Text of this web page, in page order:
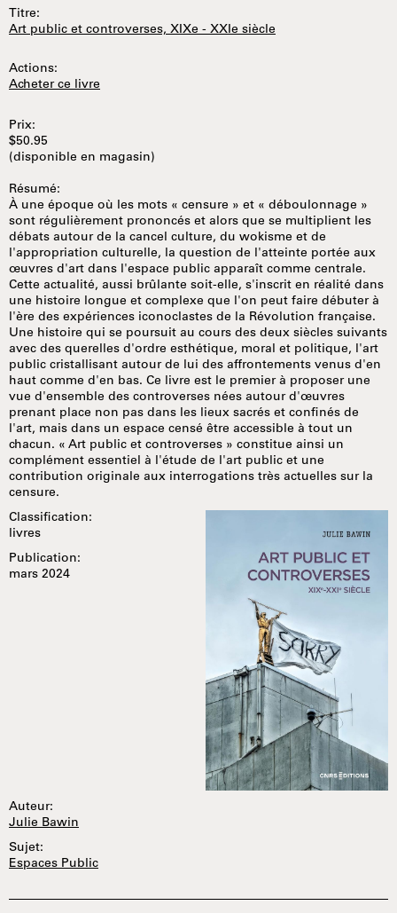
Titre:
Art public et controverses, XIXe - XXIe siècle
Actions:
Acheter ce livre
Prix:
$50.95
(disponible en magasin)
Résumé:
À une époque où les mots « censure » et « déboulonnage »
sont régulièrement prononcés et alors que se multiplient les
débats autour de la cancel culture, du wokisme et de
l'appropriation culturelle, la question de l'atteinte portée aux
œuvres d'art dans l'espace public apparaît comme centrale.
Cette actualité, aussi brûlante soit-elle, s'inscrit en réalité dans
une histoire longue et complexe que l'on peut faire débuter à
l'ère des expériences iconoclastes de la Révolution française.
Une histoire qui se poursuit au cours des deux siècles suivants
avec des querelles d'ordre esthétique, moral et politique, l'art
public cristallisant autour de lui des affrontements venus d'en
haut comme d'en bas. Ce livre est le premier à proposer une
vue d'ensemble des controverses nées autour d'œuvres
prenant place non pas dans les lieux sacrés et confinés de
l'art, mais dans un espace censé être accessible à tout un
chacun. « Art public et controverses » constitue ainsi un
complément essentiel à l'étude de l'art public et une
contribution originale aux interrogations très actuelles sur la
censure.
Classification:
livres
Publication:
mars 2024
Auteur:
Julie Bawin
Sujet:
Espaces Public